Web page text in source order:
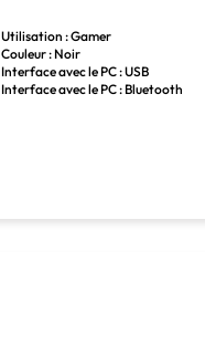
Utilisation : Gamer
Couleur : Noir
Interface avec le PC : USB
Interface avec le PC : Bluetooth